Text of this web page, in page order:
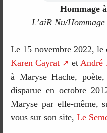
Hommage
L’aiR Nu/
Le 15 novembre 2022,
Karen Cayrat
etAndré
à Maryse Hache,
disparue en octobre
Maryse par elle-même,
vous sur son site,Le